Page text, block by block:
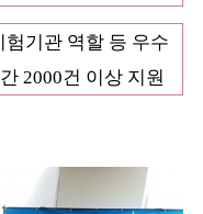
기관 역할 등 우수
2000건 이상 지원